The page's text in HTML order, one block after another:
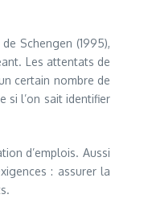
Schengen (1995),
Les attentats de
certain nombre de
si l’on sait identifier
d’emplois. Aussi
: assurer la